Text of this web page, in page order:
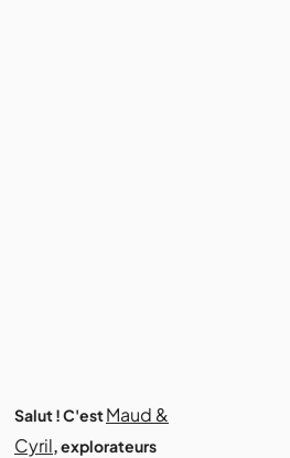
Salut ! C'estMaud &
Cyril, explorateurs